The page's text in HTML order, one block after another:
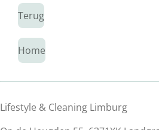
Terug
Home
Lifestyle & Cleaning Limburg